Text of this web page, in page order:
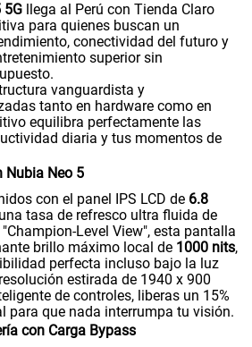
5G llega al Perú con Tienda Claro
para quienes buscan un
conectividad del futuro y
superior sin
vanguardista y
tanto en hardware como en
equilibra perfectamente las
diaria y tus momentos de
Nubia Neo 5
con el panel IPS LCD de 6.8
tasa de refresco ultra fluida de
Level View", esta pantalla
brillo máximo local de 1000 nits,
perfecta incluso bajo la luz
estirada de 1940 x 900
de controles, liberas un 15%
para que nada interrumpa tu visión.
con Carga Bypass